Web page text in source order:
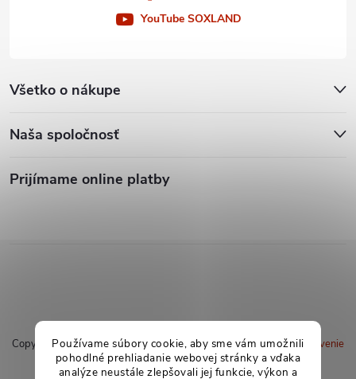
Používame súbory cookie, aby sme vám umožnili
pohodlné prehliadanie webovej stránky a vďaka
analýze neustále zlepšovali jej funkcie, výkon a
YouTube SOXLAND
Všetko o nákupe
Naša spoločnosť
Prijímame online platby
Copyright 2026soxland.sk. Všetky práva vyhradené. Upraviť nastavenie
cookies